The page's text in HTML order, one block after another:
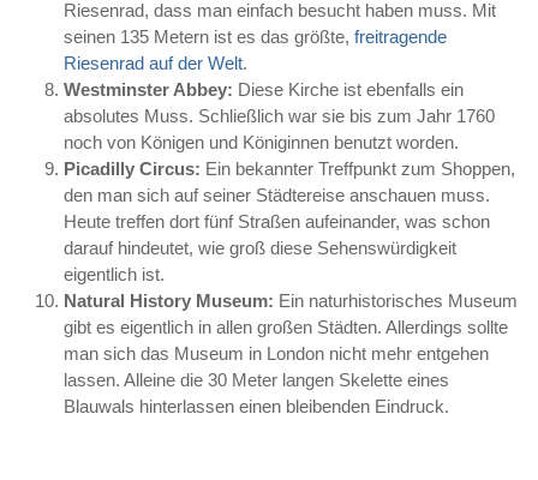
Riesenrad, dass man einfach besucht haben muss. Mit
seinen 135 Metern ist es das größte,freitragende
Riesenrad auf der Welt.
Westminster Abbey: Diese Kirche ist ebenfalls ein
absolutes Muss. Schließlich war sie bis zum Jahr 1760
noch von Königen und Königinnen benutzt worden.
Picadilly Circus: Ein bekannter Treffpunkt zum Shoppen,
den man sich auf seiner Städtereise anschauen muss.
Heute treffen dort fünf Straßen aufeinander, was schon
darauf hindeutet, wie groß diese Sehenswürdigkeit
eigentlich ist.
Natural History Museum: Ein naturhistorisches Museum
gibt es eigentlich in allen großen Städten. Allerdings sollte
man sich das Museum in London nicht mehr entgehen
lassen. Alleine die 30 Meter langen Skelette eines
Blauwals hinterlassen einen bleibenden Eindruck.